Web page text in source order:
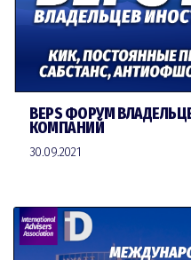
BEPS ФОРУМ
КОМПАНИЙ
30.09.2021